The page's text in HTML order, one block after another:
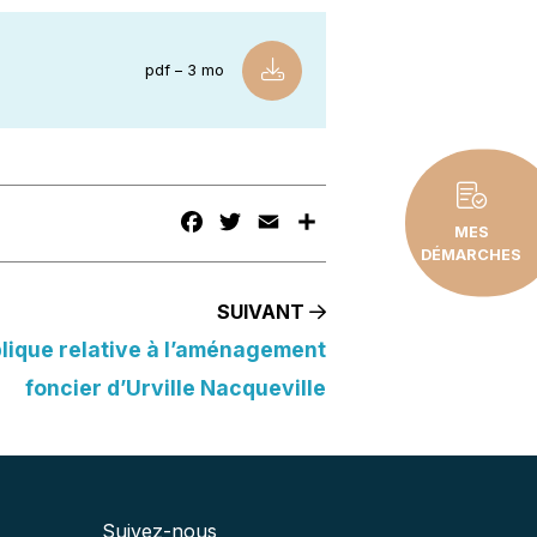
MES
DÉMARCHES
pdf – 3 mo
FACEBOOK
TWITTER
EMAILPARTAGER
SUIVANT
relative à l’aménagement
foncier d’Urville Nacqueville
Suivez-nous